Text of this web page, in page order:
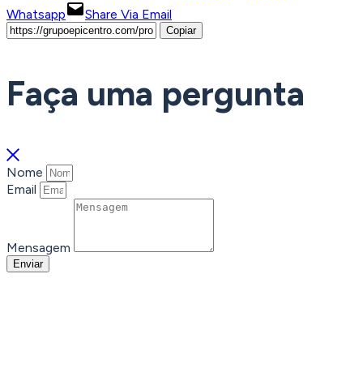
Whatsapp
Share Via Email
Copiar
Faça uma pergunta
Nome
Email
Mensagem
Enviar